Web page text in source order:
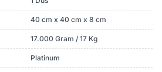
40 cm x 40 cm x 8 cm
17.000 Gram / 17 Kg
Platinum